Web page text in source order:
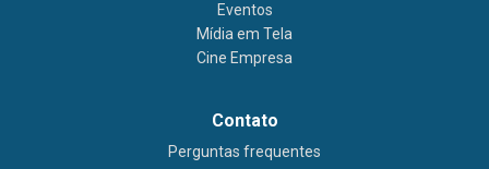
Eventos
Mídia em Tela
Cine Empresa
Contato
Perguntas frequentes